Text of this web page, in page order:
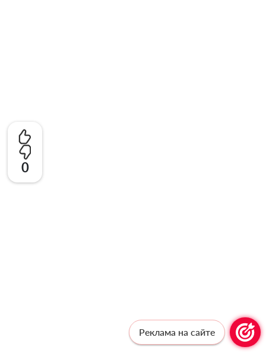
0
Реклама на сайте